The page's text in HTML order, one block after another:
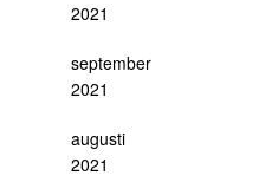
2021
september
2021
augusti
2021